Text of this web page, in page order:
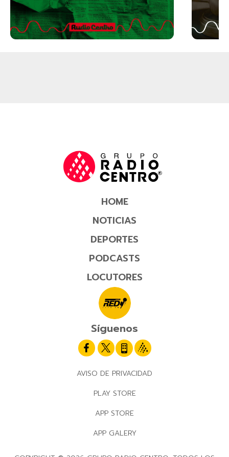
HOME
NOTICIAS
DEPORTES
PODCASTS
LOCUTORES
Síguenos
AVISO DE PRIVACIDAD
PLAY STORE
APP STORE
APP GALERY